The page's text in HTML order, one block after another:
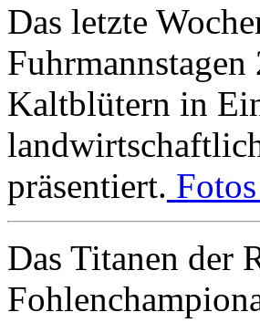
Das letzte
Kaltblütern in
präsentiert.
Das Titanen der